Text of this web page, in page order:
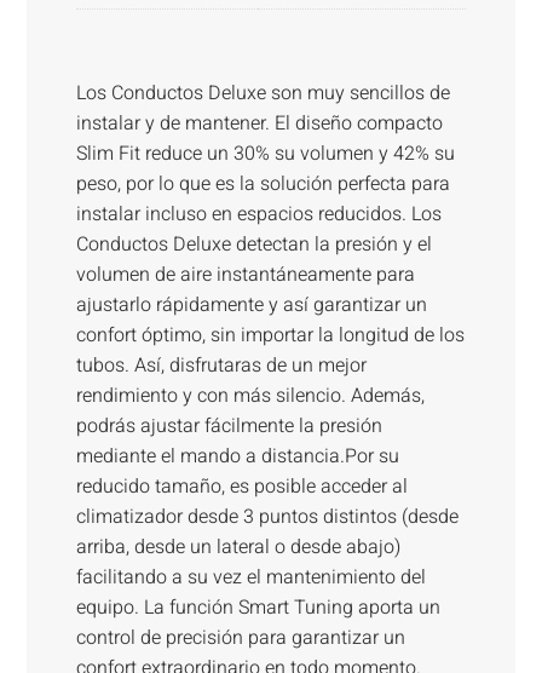
Los Conductos Deluxe son muy sencillos de
instalar y de mantener. El diseño compacto
Slim Fit reduce un 30% su volumen y 42% su
peso, por lo que es la solución perfecta para
instalar incluso en espacios reducidos. Los
Conductos Deluxe detectan la presión y el
volumen de aire instantáneamente para
ajustarlo rápidamente y así garantizar un
confort óptimo, sin importar la longitud de los
tubos. Así, disfrutaras de un mejor
rendimiento y con más silencio. Además,
podrás ajustar fácilmente la presión
mediante el mando a distancia.Por su
reducido tamaño, es posible acceder al
climatizador desde 3 puntos distintos (desde
arriba, desde un lateral o desde abajo)
facilitando a su vez el mantenimiento del
equipo. La función Smart Tuning aporta un
control de precisión para garantizar un